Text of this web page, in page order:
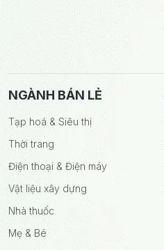
NGÀNH BÁN LẺ
Tạp hoá & Siêu thị
Thời trang
Điện thoại & Điện máy
Vật liệu xây dựng
Nhà thuốc
Mẹ & Bé